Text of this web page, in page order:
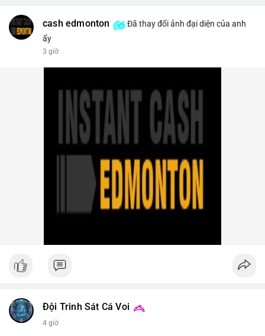
tháng. NEAR giảm 4,1% xuống 1,5910 USD, chịu áp lực bán
mạnh.
tượng. Trump Media hủy thỏa thuận kho dự trữ CRO trị giá
nhiều tỷ USD, khiến CRO giảm mạnh.
- Tổ chức & Công nghệ: Bybit khởi kiện Triều Tiên và Lazarus
Group vụ hack 1,5 tỷ USD, đã nhận lệnh đóng băng tài sản.
Circle mở rộng USDC lên OKX qua X Layer. BitGo IPO thành
công ở mức 18 USD/cổ phiếu, định giá 2 tỷ USD.
Nhà đầu tư nên theo dõi sát dòng tiền cá voi khi xuất hiện
nhiều giao dịch lớn (từ 4 BTC đến 210 BTC) trong ngày, ưu tiên
Xem chi tiết các bài viết đầy đủ tại dòng thời gian của Vlike.vn!
#ofacsanctions
cash edmonton
Đã thay đổi ảnh đại diện của anh
ấy
3 giờ
Đội Trinh Sát Cá Voi
4 giờ